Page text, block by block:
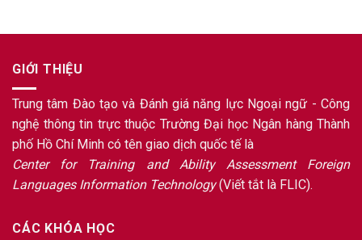
GIỚI THIỆU
Trung tâm Đào tạo và Đánh giá năng lực Ngoại ngữ - Công
nghệ thông tin trực thuộc Trường Đại học Ngân hàng Thành
phố Hồ Chí Minh có tên giao dịch quốc tế là
Center for Training and Ability Assessment Foreign
Languages Information Technology(Viết tắt là FLIC).
CÁC KHÓA HỌC